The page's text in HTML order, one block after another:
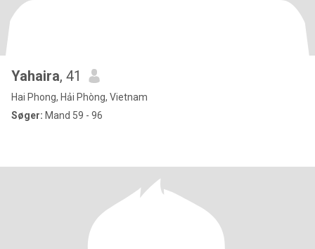
Yahaira, 41
Hai Phong, Hải Phòng, Vietnam
Søger: Mand 59 - 96